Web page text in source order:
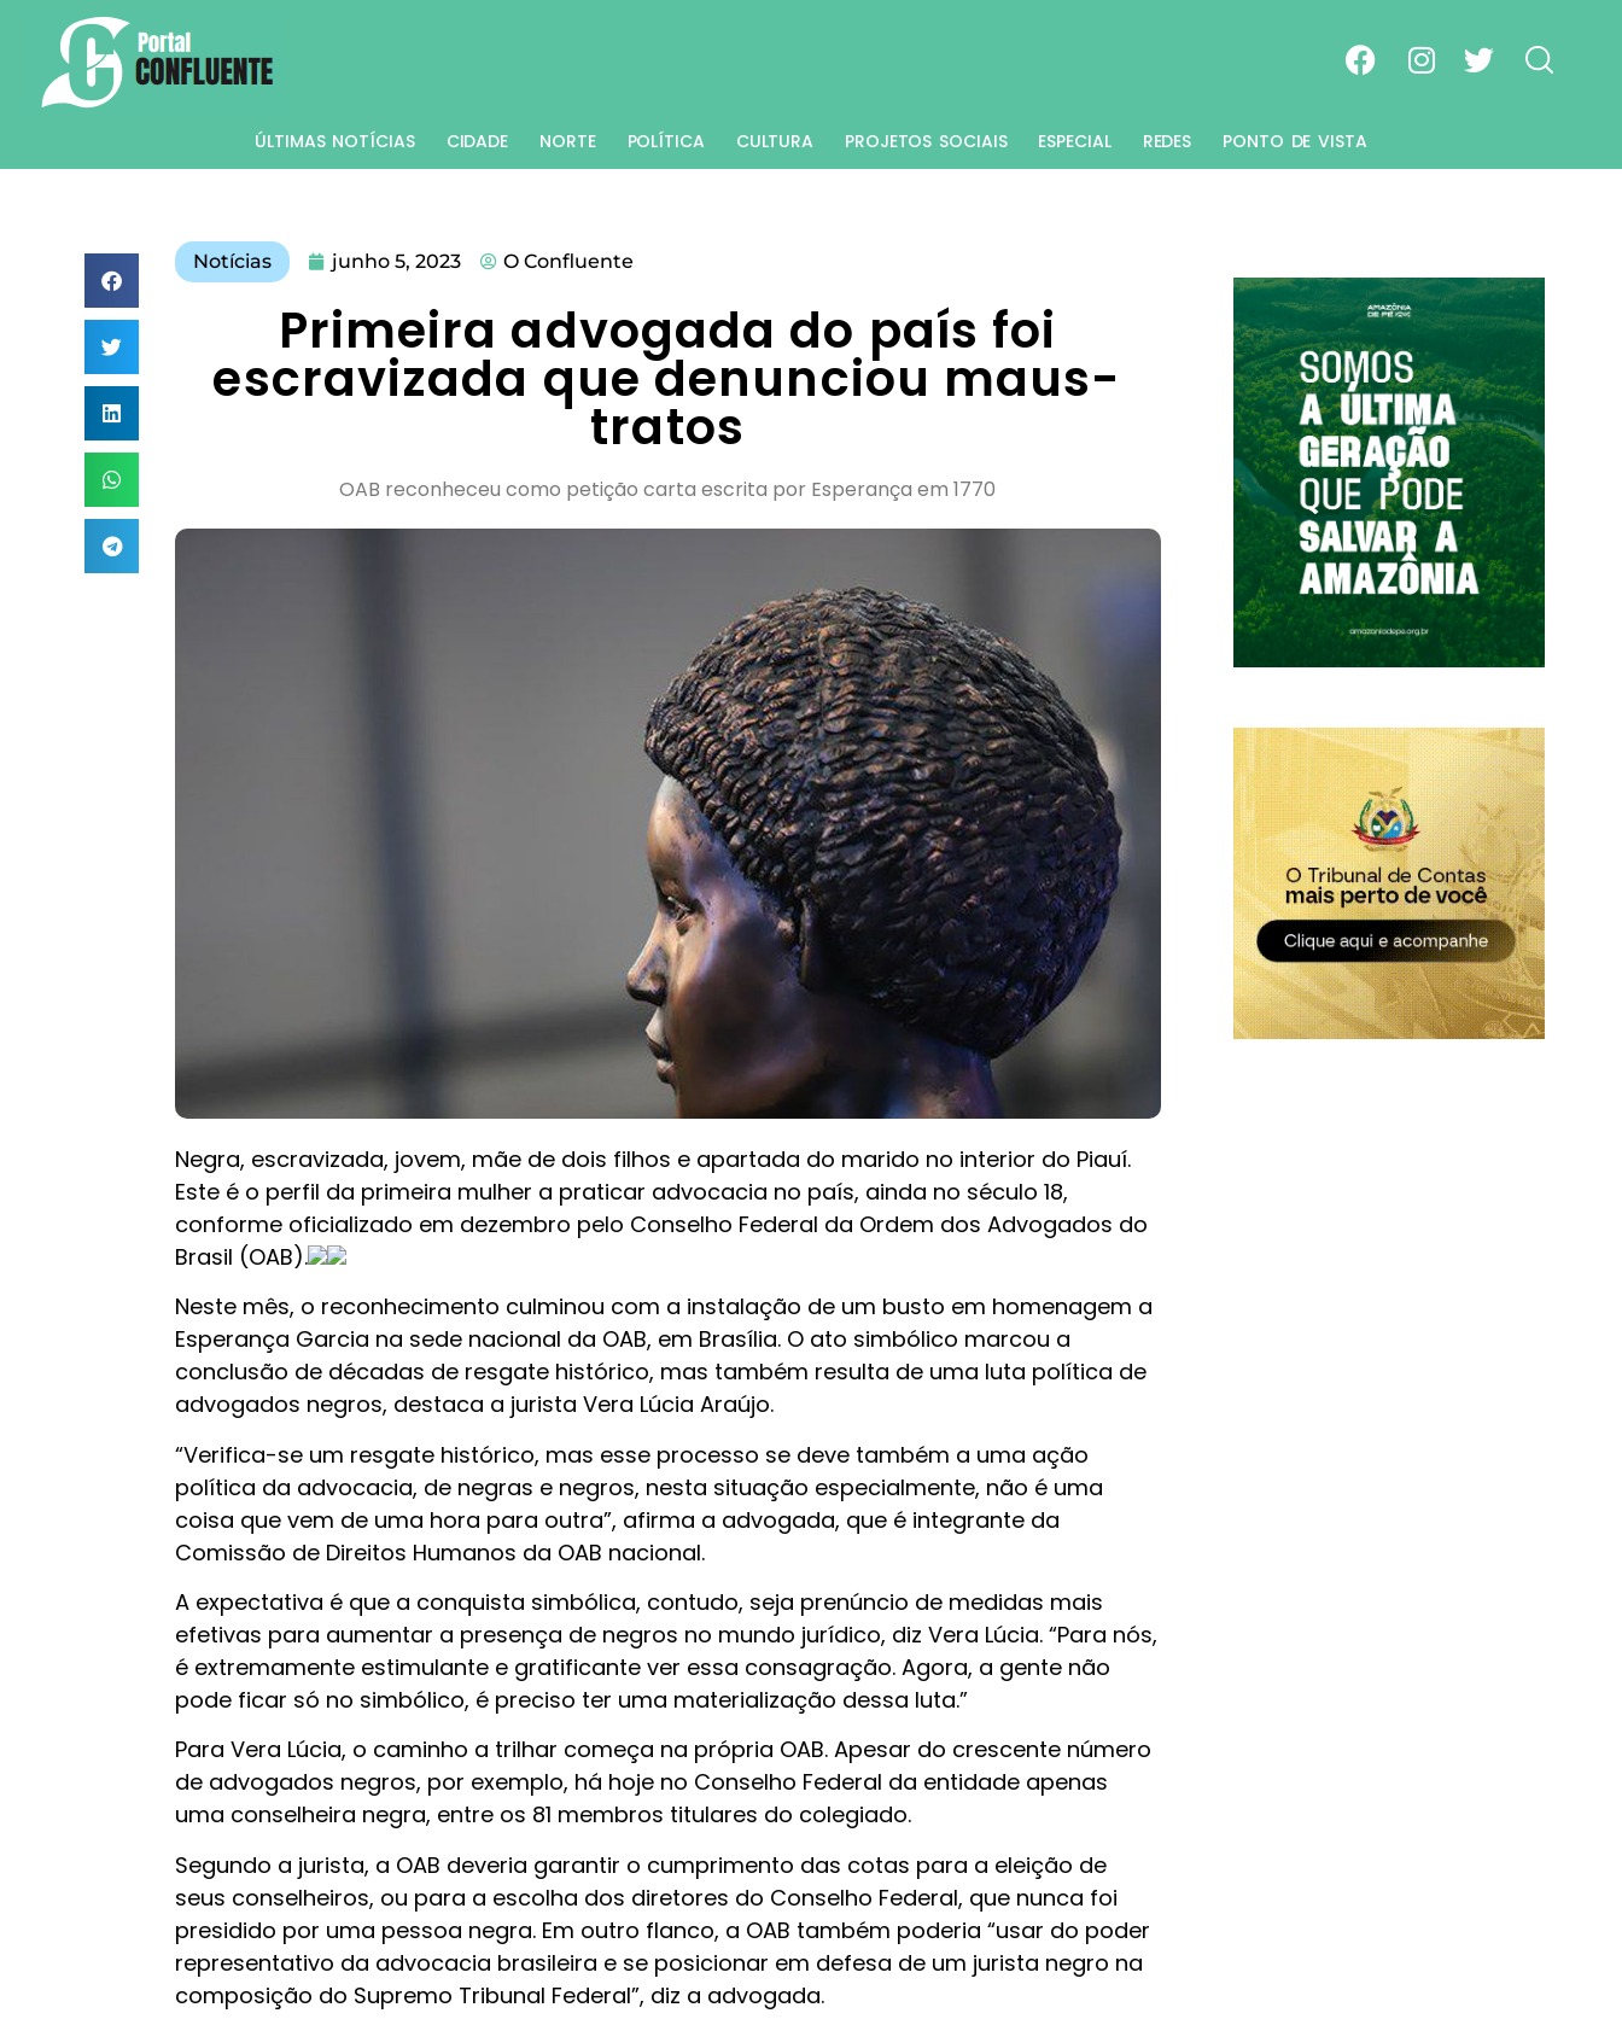
ÚLTIMAS NOTÍCIAS CIDADE NORTE POLÍTICA CULTURA PROJETOS SOCIAIS ESPECIAL REDES PONTO DE VISTA
Notícias junho 5, 2023 O Confluente
Primeira advogada do país foi
escravizada que denunciou maus-
tratos
OAB reconheceu como petição carta escrita por Esperança em 1770
Negra, escravizada, jovem, mãe de dois filhos e apartada do marido no interior do Piauí.
Este é o perfil da primeira mulher a praticar advocacia no país, ainda no século 18,
conforme oficializado em dezembro pelo Conselho Federal da Ordem dos Advogados do
Brasil (OAB).
Neste mês, o reconhecimento culminou com a instalação de um busto em homenagem a
Esperança Garcia na sede nacional da OAB, em Brasília. O ato simbólico marcou a
conclusão de décadas de resgate histórico, mas também resulta de uma luta política de
advogados negros, destaca a jurista Vera Lúcia Araújo.
“Verifica-se um resgate histórico, mas esse processo se deve também a uma ação
política da advocacia, de negras e negros, nesta situação especialmente, não é uma
coisa que vem de uma hora para outra”, afirma a advogada, que é integrante da
Comissão de Direitos Humanos da OAB nacional.
A expectativa é que a conquista simbólica, contudo, seja prenúncio de medidas mais
efetivas para aumentar a presença de negros no mundo jurídico, diz Vera Lúcia. “Para nós,
é extremamente estimulante e gratificante ver essa consagração. Agora, a gente não
pode ficar só no simbólico, é preciso ter uma materialização dessa luta.”
Para Vera Lúcia, o caminho a trilhar começa na própria OAB. Apesar do crescente número
de advogados negros, por exemplo, há hoje no Conselho Federal da entidade apenas
uma conselheira negra, entre os 81 membros titulares do colegiado.
Segundo a jurista, a OAB deveria garantir o cumprimento das cotas para a eleição de
seus conselheiros, ou para a escolha dos diretores do Conselho Federal, que nunca foi
presidido por uma pessoa negra. Em outro flanco, a OAB também poderia “usar do poder
representativo da advocacia brasileira e se posicionar em defesa de um jurista negro na
composição do Supremo Tribunal Federal”, diz a advogada.